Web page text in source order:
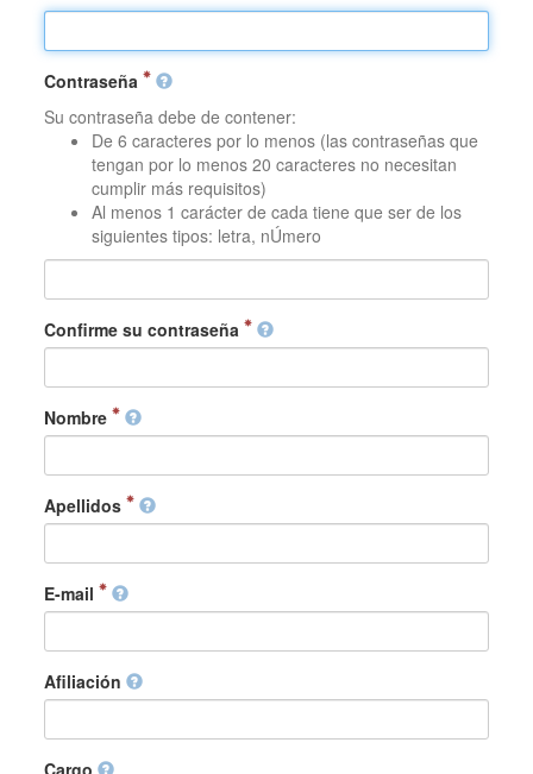
Contraseña
Su contraseña debe de contener:
De 6 caracteres por lo menos (las contraseñas que
tengan por lo menos 20 caracteres no necesitan
cumplir más requisitos)
Al menos 1 carácter de cada tiene que ser de los
siguientes tipos: letra, nÚmero
Confirme su contraseña
Nombre
Apellidos
E-mail
Afiliación
Cargo